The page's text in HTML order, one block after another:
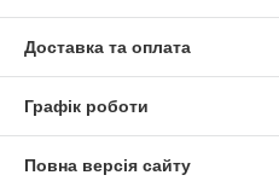
Доставка та оплата
Графік роботи
Повна версія сайту